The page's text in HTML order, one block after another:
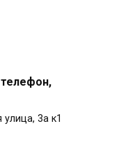
3а к1